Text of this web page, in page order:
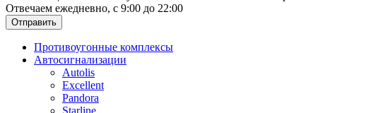
Отвечаем ежедневно, с 9:00 до 22:00
Отправить
Противоугонные комплексы
Автосигнализации
Autolis
Excellent
Pandora
Starline